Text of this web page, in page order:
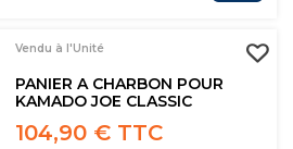
Vendu à l'Unité
PANIER A CHARBON POUR
KAMADO JOE CLASSIC
104,90 € TTC